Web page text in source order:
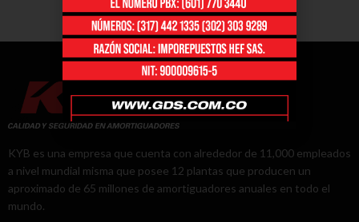
KYB es una empresa que cuenta con alrededor de 11,000 empleados
a nivel mundial misma que posee 12 plantas que producen un
aproximado de 65 millones de amortiguadores anuales en todo el
mundo.